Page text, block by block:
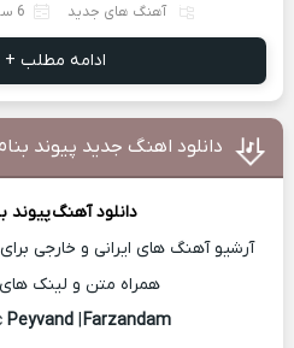
آهنگ های جدید 6 سپتامبر 2025
ادامه مطلب +
دانلود اهنگ جدید پیوند
دانلود آهنگپیوند
آرشیو آهنگ های ایرانی و خارجی
همراه متن و لینک
Peyvand Farzandam